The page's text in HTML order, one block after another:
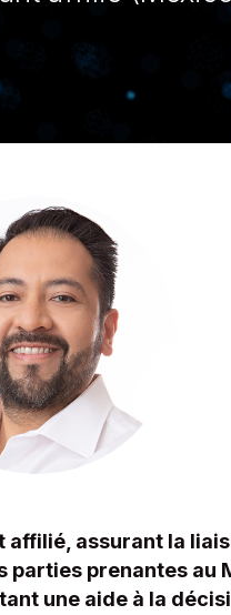
affilié, assurant la
parties prenantes au
une aide à la